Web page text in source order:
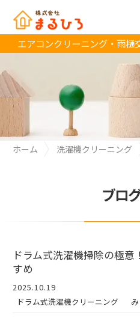
エアコンクリーニング・雨樋
ホーム 洗濯機クリーニング
ブロ
ドラム式洗濯機掃除の極
すめ
2025.10.19
ドラム式洗濯機クリーニング